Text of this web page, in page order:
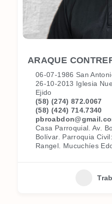
ARAQUE
06-07-1986 San
26-10-2013 Iglesia
Ejido
(58) (274) 872.0067
(58) (424) 714.7340
Casa Parroquial. Av.
Bolívar. Parroquia
Rangel. Mucuchíes